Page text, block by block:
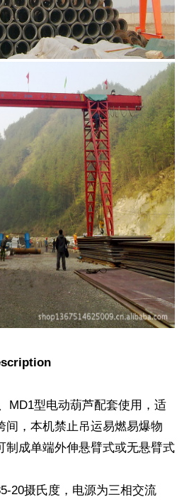
MD1型电动葫芦配套使用，适
间，本机禁止吊运易燃易爆物
制成单端外伸悬臂式或无悬臂式
20摄氏度，电源为三相交流